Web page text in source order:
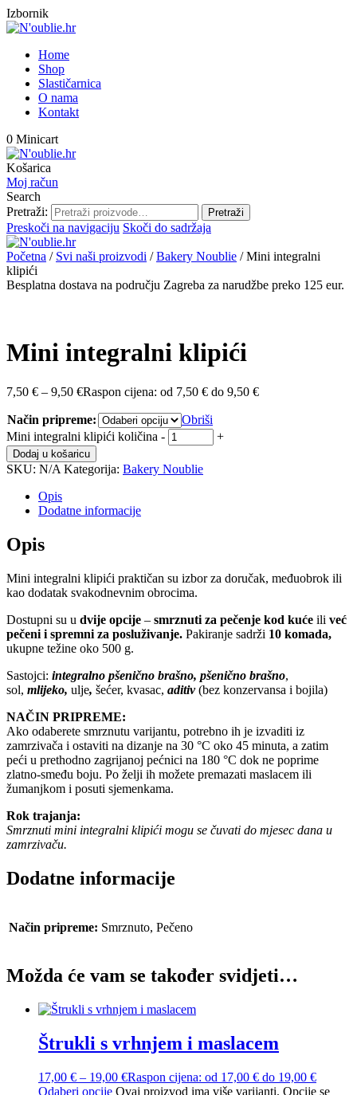
Izbornik
Home
Shop
Slastičarnica
O nama
Kontakt
0 Minicart
Košarica
Moj račun
Search
Pretraži:
Pretraži
Preskoči na navigaciju Skoči do sadržaja
Početna / Svi naši proizvodi /Bakery Noublie /Mini integralni
klipići
Besplatna dostava na području Zagreba za narudžbe preko 125 eur.
Mini integralni klipići
7,50 € – 9,50 €Raspon cijena: od 7,50 € do 9,50 €
Način pripreme:
Obriši
Mini integralni klipići količina - +
Dodaj u košaricu
SKU: N/A Kategorija: Bakery Noublie
Opis
Dodatne informacije
Opis
Mini integralni klipići praktičan su izbor za doručak, međuobrok ili
kao dodatak svakodnevnim obrocima.
Dostupni su u dvije opcije – smrznuti za pečenje kod kuće ili već
pečeni i spremni za posluživanje. Pakiranje sadrži 10 komada,
ukupne težine oko 500 g.
Sastojci: integralno pšenično brašno, pšenično brašno,
sol, mlijeko, ulje, šećer, kvasac, aditiv(bez konzervansa i bojila)
NAČIN PRIPREME:
Ako odaberete smrznutu varijantu, potrebno ih je izvaditi iz
zamrzivača i ostaviti na dizanje na 30 °C oko 45 minuta, a zatim
peći u prethodno zagrijanoj pećnici na 180 °C dok ne poprime
zlatno-smeđu boju. Po želji ih možete premazati maslacem ili
žumanjkom i posuti sjemenkama.
Rok trajanja:
Smrznuti mini integralni klipići mogu se čuvati do mjesec dana u
zamrzivaču.
Dodatne informacije
Način pripreme: Smrznuto, Pečeno
Možda će vam se također svidjeti…
Štrukli s vrhnjem i maslacem
17,00 € – 19,00 €Raspon cijena: od 17,00 € do 19,00 €
Odaberi opcije Ovaj proizvod ima više varijanti. Opcije se